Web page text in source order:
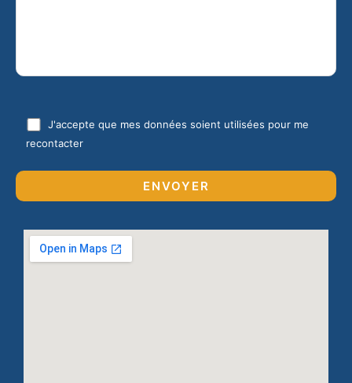
J'accepte que mes données soient utilisées pour me
recontacter